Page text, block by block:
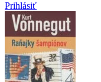
Prihlásiť